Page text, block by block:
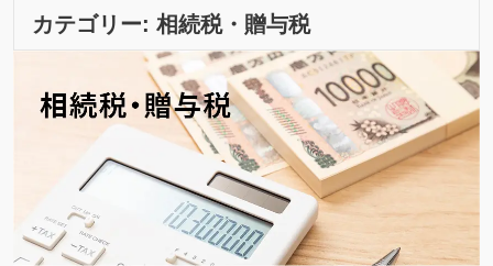
カテゴリー: 相続税・贈与税